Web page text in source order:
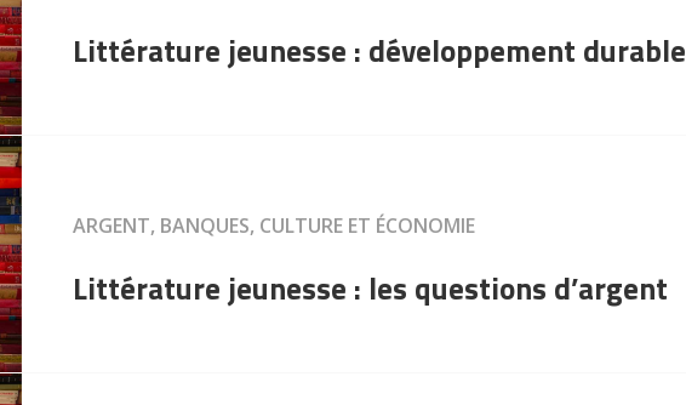
Littérature jeunesse : développement durable
ARGENT, BANQUES, CULTURE ET ÉCONOMIE
Littérature jeunesse : les questions d’argent